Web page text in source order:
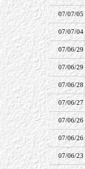
07/07/05
07/07/04
07/06/29
07/06/29
07/06/28
07/06/27
07/06/26
07/06/26
07/06/23